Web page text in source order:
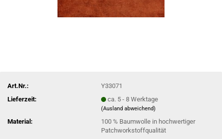
Art.Nr.:
Y33071
Lieferzeit:
ca. 5 - 8 Werktage
(Ausland abweichend)
Material:
100 % Baumwolle in hochwertiger
Patchworkstoffqualität